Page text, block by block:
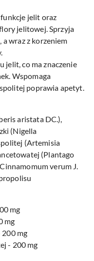
jelit oraz
jelitowej. Sprzyja
wraz z korzeniem
jelit, co ma znaczenie
Wspomaga
poprawia apetyt.
aristata DC.),
(Nigella
(Artemisia
(Plantago
verum J.
mg
mg
mg
- 200 mg